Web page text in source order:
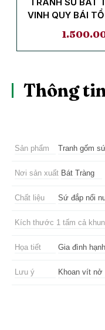
TRANH SỨ BÁT
VINH QUY BÁI
Thông
Sản phẩm Tranh gốm
Nơi sản xuất Bát Tràng
Chất liệu Sứ đắp nổi
Kích thước 1 tấm cả
Họa tiết Gia đình
Lưu ý Khoan vít nở